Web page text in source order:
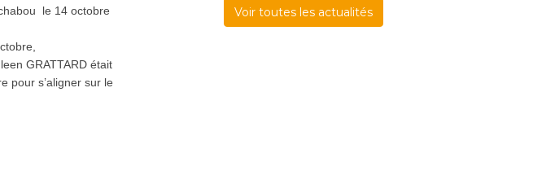
le 14 octobre
GRATTARD était
pour s’aligner sur le
Voir toutes les actualités